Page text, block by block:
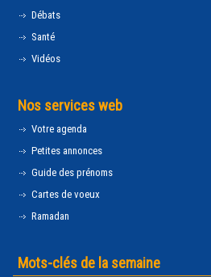
Débats
Santé
Vidéos
Nos services web
Votre agenda
Petites annonces
Guide des prénoms
Cartes de voeux
Ramadan
Mots-clés de la semaine